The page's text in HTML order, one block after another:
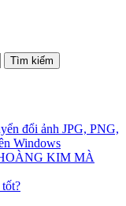
đổi ảnh JPG, PNG,
Windows
KIM MÀ